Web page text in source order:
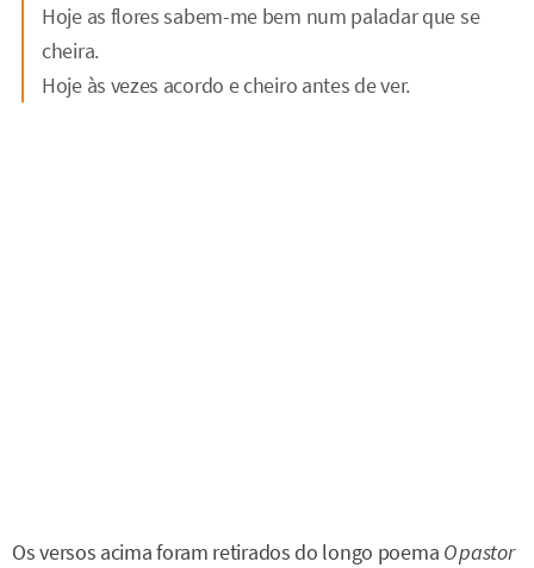
Hoje as flores sabem-me bem num paladar que se
cheira.
Hoje às vezes acordo e cheiro antes de ver.
Os versos acima foram retirados do longo poema O pastor